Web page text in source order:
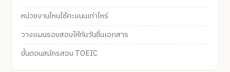
หน่วยงานไหนใช้คะแนนเท่าไหร่
วางแผนรอบสอบให้ทันวันยื่นเอกสาร
ขั้นตอนสมัครสอบ TOEIC